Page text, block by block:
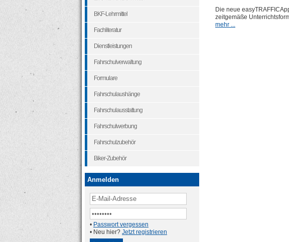
Die neue
zeitgemäße
mehr ...
BKF-Lehrmittel
Fachliteratur
Dienstleistungen
Fahrschulverwaltung
Formulare
Fahrschulaushänge
Fahrschulausstattung
Fahrschulwerbung
Fahrschulzubehör
Biker-Zubehör
Anmelden
• Passwort vergessen
• Neu hier? Jetzt registrieren